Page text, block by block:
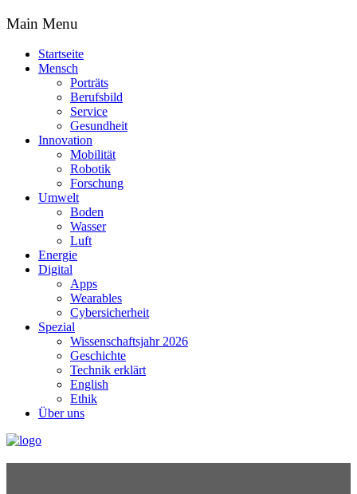
Main Menu
Startseite
Mensch
Porträts
Berufsbild
Service
Gesundheit
Innovation
Mobilität
Robotik
Forschung
Umwelt
Boden
Wasser
Luft
Energie
Digital
Apps
Wearables
Cybersicherheit
Spezial
Wissenschaftsjahr 2026
Geschichte
Technik erklärt
English
Ethik
Über uns